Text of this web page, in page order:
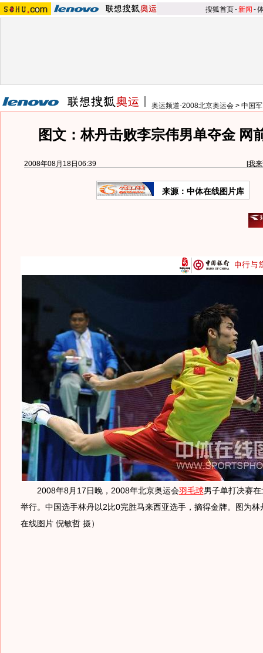
搜狐首页-新闻 -
奥运频道-2008北京奥运会 > 中国
图文：林丹击败李宗伟男单夺金 网
2008年08月18日06:39 [我
来源：中体在线图片库
2008年8月17日晚，2008年北京奥运会羽毛球男子单打决赛
举行。中国选手林丹以2比0完胜马来西亚选手，摘得金牌。图为
在线图片 倪敏哲 摄）